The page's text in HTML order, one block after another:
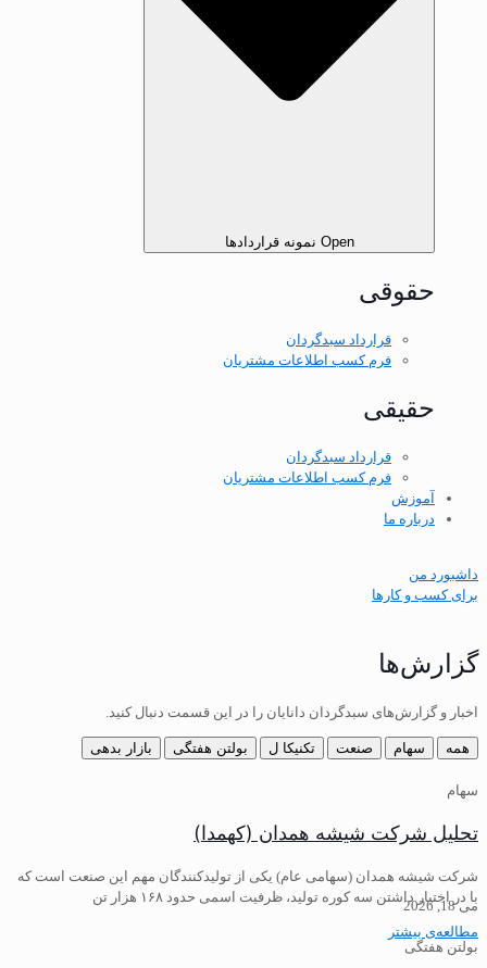
Open نمونه قرارداد‌ها
حقوقی
قرارداد سبدگردان
فرم كسب اطلاعات مشتريان
حقیقی
قرارداد سبدگردان
فرم كسب اطلاعات مشتريان
آموزش
درباره ما
داشبورد من
برای کسب و کارها
گزارش‌ها
اخبار و گزارش‌های سبدگردان دانایان را در این قسمت دنبال کنید.
همه سهام صنعت تکنیکا ل بولتن هفتگی بازار بدهی
سهام
تحلیل شرکت شیشه همدان (کهمدا)
شرکت شیشه همدان (سهامی عام) یکی از تولیدکنندگان مهم این صنعت است که
با در اختیار داشتن سه کوره تولید، ظرفیت اسمی حدود ۱۶۸ هزار تن
مطالعه‌ی بیشتر
می 18, 2026
بولتن هفتگی